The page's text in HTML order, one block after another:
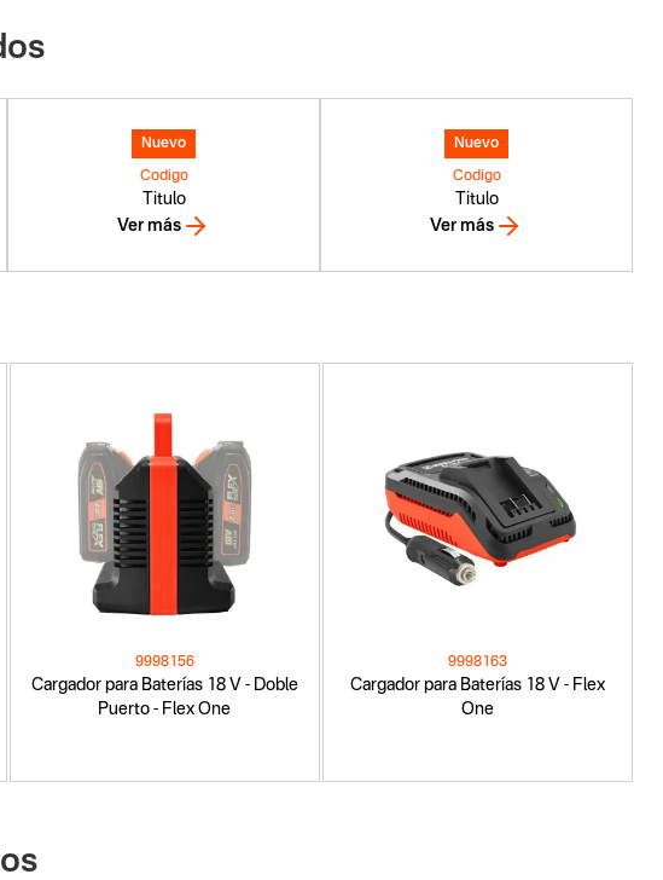
Nuevo
Titulo
Codigo
Ver más
Nuevo
Titulo
Codigo
Ver más
Cargador para Baterías 18 V - Doble
Puerto - Flex One
9998156
Cargador para Baterías 18 V - Flex
One
9998163